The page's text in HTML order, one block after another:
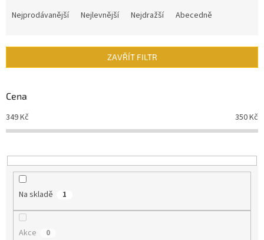
í
r
o
d
u
t
ů
Nejprodávanější Nejlevnější Nejdražší Abecedně
ZAVŘÍT FILTR
Cena
349Kč 350Kč
Na skladě 1
Akce 0